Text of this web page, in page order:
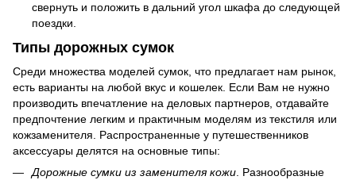
свернуть и положить в дальний угол шкафа до следующей
поездки.
Типы дорожных сумок
Среди множества моделей сумок, что предлагает нам рынок,
есть варианты на любой вкус и кошелек. Если Вам не нужно
производить впечатление на деловых партнеров, отдавайте
предпочтение легким и практичным моделям из текстиля или
кожзаменителя. Распространенные у путешественников
аксессуары делятся на основные типы:
Дорожные сумки из заменителя кожи . Разнообразные